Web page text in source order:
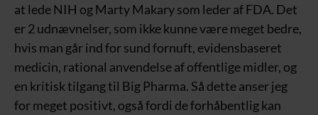
at lede NIH og Marty Makary som leder af FDA. Det
er 2 udnævnelser, som ikke kunne være meget bedre,
hvis man går ind for sund fornuft, evidensbaseret
medicin, rational anvendelse af offentlige midler, og
en kritisk tilgang til Big Pharma. Så dette anser jeg
for meget positivt, også fordi de forhåbentlig kan